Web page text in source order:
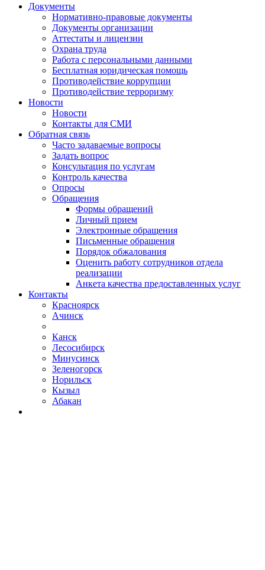
Документы
Нормативно-правовые документы
Документы организации
Аттестаты и лицензии
Охрана труда
Работа с персональными данными
Бесплатная юридическая помощь
Противодействие коррупции
Противодействие терроризму
Новости
Новости
Контакты для СМИ
Обратная связь
Часто задаваемые вопросы
Задать вопрос
Консультация по услугам
Контроль качества
Опросы
Обращения
Формы обращений
Личный прием
Электронные обращения
Письменные обращения
Порядок обжалования
Оценить работу сотрудников отдела
реализации
Анкета качества предоставленных услуг
Контакты
Красноярск
Ачинск
Канск
Лесосибирск
Минусинск
Зеленогорск
Норильск
Кызыл
Абакан